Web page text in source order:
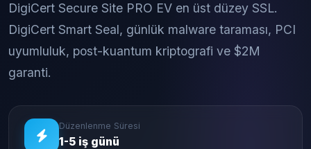
DigiCert Secure Site PRO EV en üst düzey SSL.
DigiCert Smart Seal, günlük malware taraması, PCI
uyumluluk, post-kuantum kriptografi ve $2M
garanti.
Düzenlenme Süresi
1-5 iş günü